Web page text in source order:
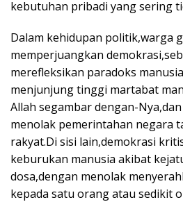
kebutuhan pribadi yang sering
Dalam kehidupan politik,warga
memperjuangkan
merefleksikan paradoks
menjunjung tinggi martabat
Allah segambar dengan-
menolak pemerintahan negara
rakyat.Di sisi lain,demokrasi
keburukan manusia akibat
dosa,dengan menolak
kepada satu orang atau sedikit